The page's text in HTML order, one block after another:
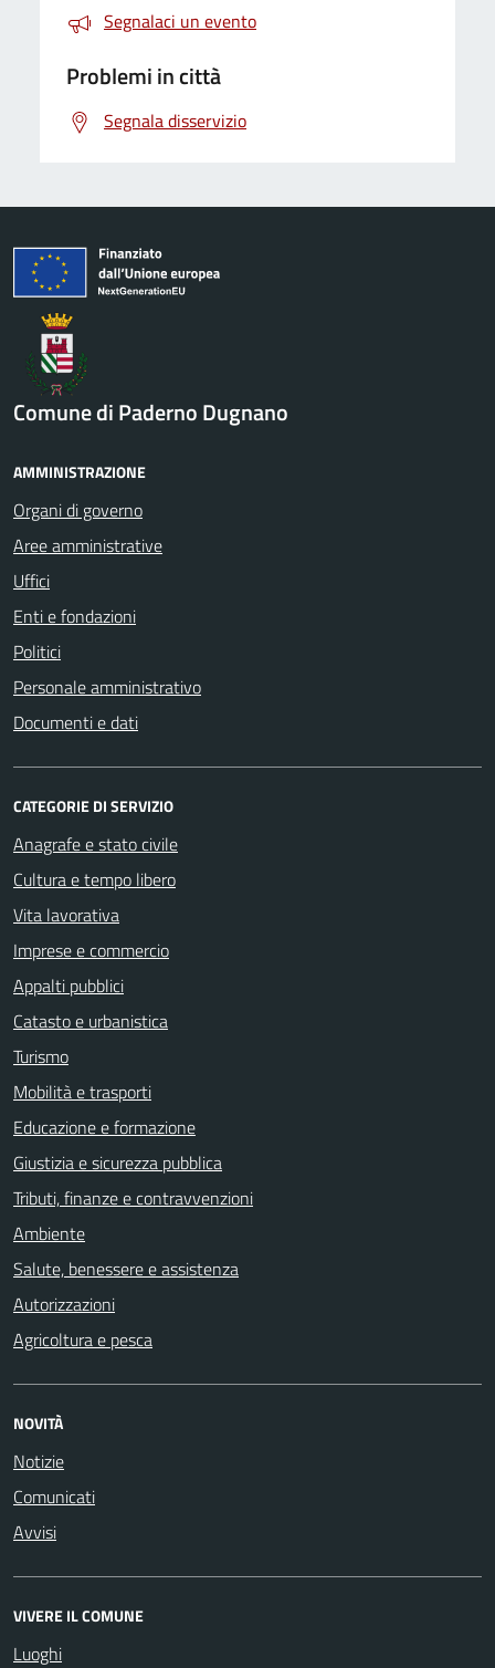
Segnalaci un evento
Problemi in città
Segnala disservizio
Comune di Paderno Dugnano
AMMINISTRAZIONE
Organi di governo
Aree amministrative
Uffici
Enti e fondazioni
Politici
Personale amministrativo
Documenti e dati
CATEGORIE DI SERVIZIO
Anagrafe e stato civile
Cultura e tempo libero
Vita lavorativa
Imprese e commercio
Appalti pubblici
Catasto e urbanistica
Turismo
Mobilità e trasporti
Educazione e formazione
Giustizia e sicurezza pubblica
Tributi, finanze e contravvenzioni
Ambiente
Salute, benessere e assistenza
Autorizzazioni
Agricoltura e pesca
NOVITÀ
Notizie
Comunicati
Avvisi
VIVERE IL COMUNE
Luoghi